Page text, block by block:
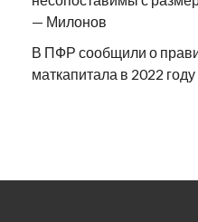
— Милонов
В ПФР сообщили о
маткапитала в 2022 году